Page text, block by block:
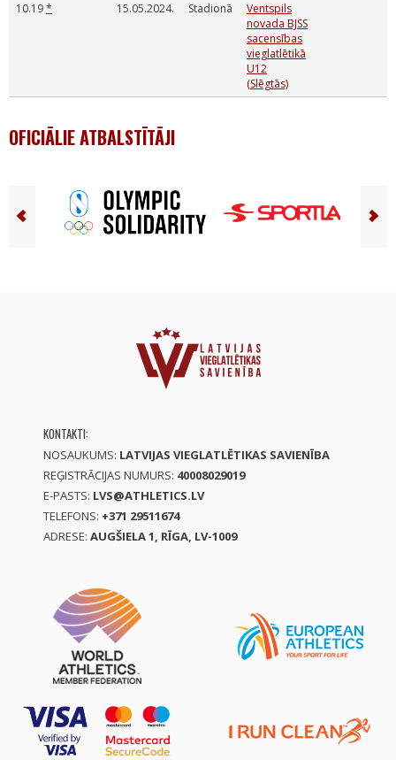
10.19* 15.05.2024. Stadionā
Ventspils
novada BJSS
sacensības
vieglatlētikā
U12
(Slēgtās)
OFICIĀLIE ATBALSTĪTĀJI
KONTAKTI:
NOSAUKUMS: LATVIJAS VIEGLATLĒTIKAS SAVIENĪBA
REĢISTRĀCIJAS NUMURS: 40008029019
E-PASTS: LVS@ATHLETICS.LV
TELEFONS: +371 29511674
ADRESE: AUGŠIELA 1, RĪGA, LV-1009